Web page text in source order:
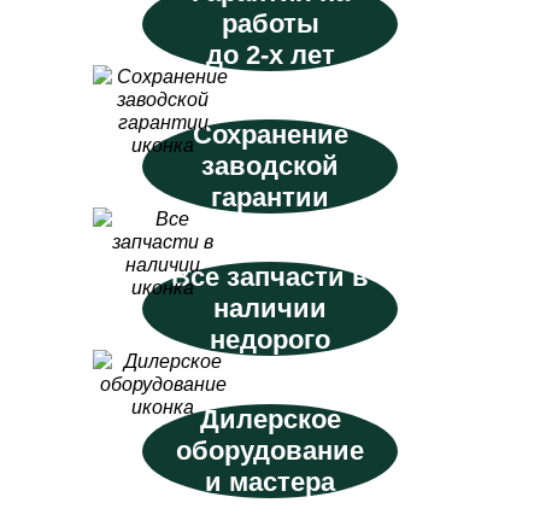
работы
до 2-х лет
Сохранение
заводской
гарантии
Все запчасти в
наличии
недорого
Дилерское
оборудование
и мастера